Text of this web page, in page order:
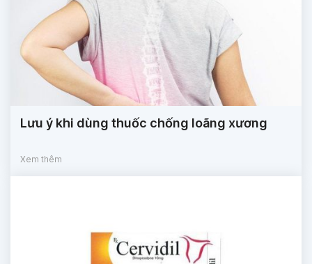
Lưu ý khi dùng thuốc chống loãng xương
Xem thêm